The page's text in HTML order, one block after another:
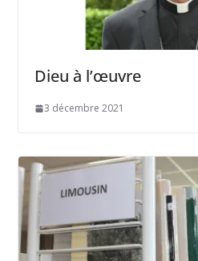
Dieu à l’œuvre
3 décembre 2021